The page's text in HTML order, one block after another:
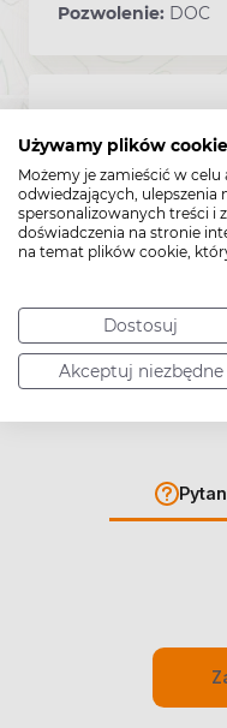
Używamy plików cookie
Możemy je zamieścić w
odwiedzających, ulepszenia
spersonalizowanych treści i
doświadczenia na stronie
na temat plików cookie,
Dostosuj
Akceptuj niezbędne
Pozwolenie: DOC
Kod EAN:
To jest wyrób